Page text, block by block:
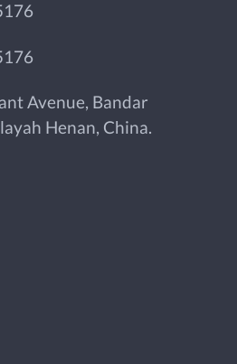
Avenue, Bandar
Henan, China.